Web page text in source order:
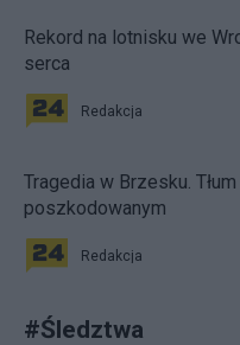
Rekord na lotnisku we
serca
Redakcja
Tragedia w Brzesku.
poszkodowanym
Redakcja
#Śledztwa